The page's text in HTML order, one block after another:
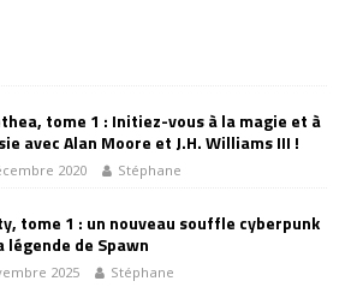
tome 1 : Initiez-vous à la magie et à
avec Alan Moore et J.H. Williams III !
2020 Stéphane
tome 1 : un nouveau souffle cyberpunk
légende de Spawn
2025 Stéphane